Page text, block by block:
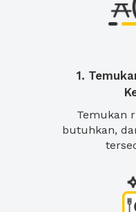
1.
Temukan
butuhkan,